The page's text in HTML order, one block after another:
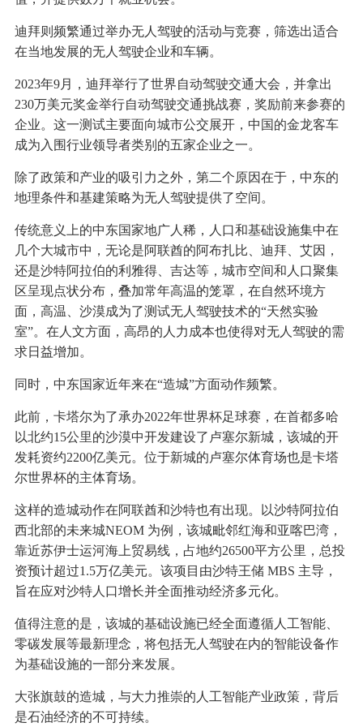
迪拜则频繁通过举办无人驾驶的活动与竞赛，筛选出适合
在当地发展的无人驾驶企业和车辆。
2023年9月，迪拜举行了世界自动驾驶交通大会，并拿出
230万美元奖金举行自动驾驶交通挑战赛，奖励前来参赛的
企业。这一测试主要面向城市公交展开，中国的金龙客车
成为入围行业领导者类别的五家企业之一。
除了政策和产业的吸引力之外，第二个原因在于，中东的
地理条件和基建策略为无人驾驶提供了空间。
传统意义上的中东国家地广人稀，人口和基础设施集中在
几个大城市中，无论是阿联酋的阿布扎比、迪拜、艾因，
还是沙特阿拉伯的利雅得、吉达等，城市空间和人口聚集
区呈现点状分布，叠加常年高温的笼罩，在自然环境方
面，高温、沙漠成为了测试无人驾驶技术的“天然实验
室”。在人文方面，高昂的人力成本也使得对无人驾驶的需
求日益增加。
同时，中东国家近年来在“造城”方面动作频繁。
此前，卡塔尔为了承办2022年世界杯足球赛，在首都多哈
以北约15公里的沙漠中开发建设了卢塞尔新城，该城的开
发耗资约2200亿美元。位于新城的卢塞尔体育场也是卡塔
尔世界杯的主体育场。
这样的造城动作在阿联酋和沙特也有出现。以沙特阿拉伯
西北部的未来城NEOM 为例，该城毗邻红海和亚喀巴湾，
靠近苏伊士运河海上贸易线，占地约26500平方公里，总投
资预计超过1.5万亿美元。该项目由沙特王储 MBS 主导，
旨在应对沙特人口增长并全面推动经济多元化。
值得注意的是，该城的基础设施已经全面遵循人工智能、
零碳发展等最新理念，将包括无人驾驶在内的智能设备作
为基础设施的一部分来发展。
大张旗鼓的造城，与大力推崇的人工智能产业政策，背后
是石油经济的不可持续。